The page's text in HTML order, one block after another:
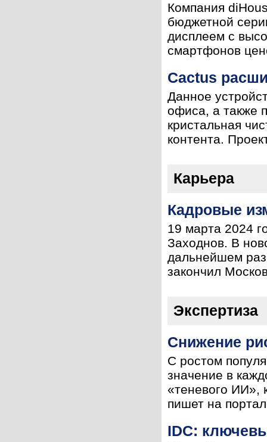
Компания
бюджетной
дисплеем с
смартфонов
Cactus
Данное
офиса, а также
кристальная
контента.
Карьера
Кадровые
19 марта 2024
Заходнов. В
дальнейшем
закончил
Экспертиза
Снижение
С ростом
значение в
«теневого ИИ»,
пишет на
IDC: